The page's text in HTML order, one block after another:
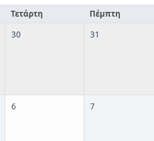
Τετάρτη Πέμπτη
30 31
6 7